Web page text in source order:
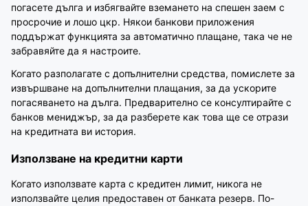
погасете дълга и избягвайте вземането на спешен заем с
просрочие и лошо цкр. Някои банкови приложения
поддържат функцията за автоматично плащане, така че не
забравяйте да я настроите.
Когато разполагате с допълнителни средства, помислете за
извършване на допълнителни плащания, за да ускорите
погасяването на дълга. Предварително се консултирайте с
банков мениджър, за да разберете как това ще се отрази
на кредитната ви история.
Използване на кредитни карти
Когато използвате карта с кредитен лимит, никога не
използвайте целия предоставен от банката резерв. По-